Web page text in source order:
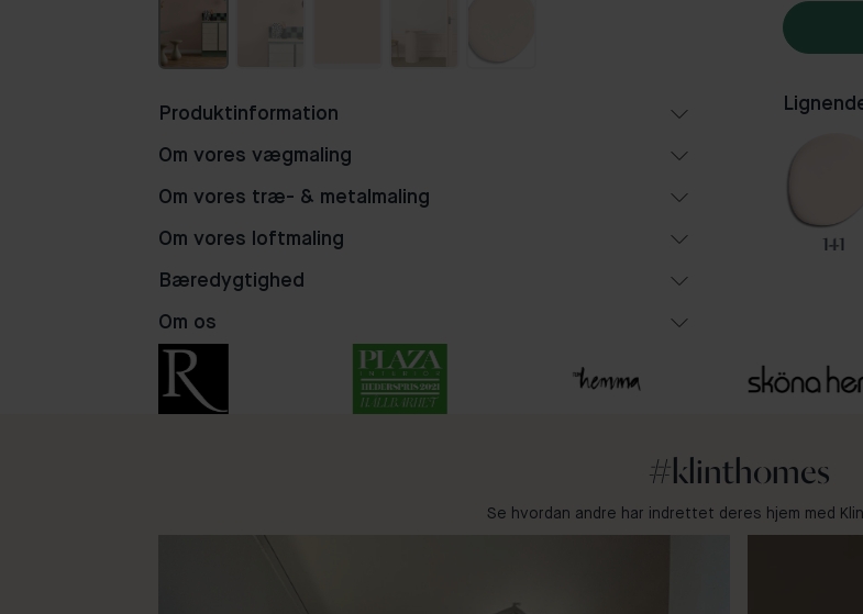
105 16 141
Produktinformation
Om vores vægmaling
Om vores træ- & metalmaling
Om vores loftmaling
Bæredygtighed
Om os
#klinthomes
Se hvordan andre har indrettet deres hjem med